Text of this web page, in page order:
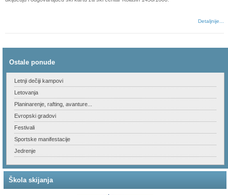
Detaljnije...
Ostale ponude
Letnji dečiji kampovi
Letovanja
Planinarenje, rafting, avanture...
Evropski gradovi
Festivali
Sportske manifestacije
Jedrenje
Škola skijanja